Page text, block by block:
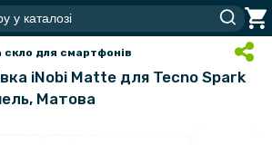
скло для смартфонів
iNobi Matte для Tecno Spark
Матова